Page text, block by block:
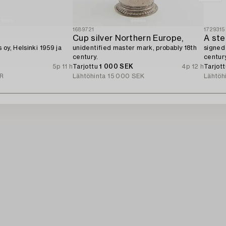
Helsinki 1959 ja
5p 11 h
1689721
Cup silver Northern Europe,
unidentified master mark, probably 18th
century.
Tarjottu1 000 SEK
4p 12 h
Lähtöhinta 15 000 SEK
1729315
signed